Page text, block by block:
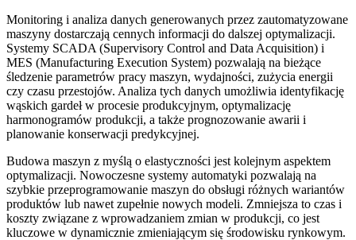
Monitoring i analiza danych generowanych przez zautomatyzowane
maszyny dostarczają cennych informacji do dalszej optymalizacji.
Systemy SCADA (Supervisory Control and Data Acquisition) i
MES (Manufacturing Execution System) pozwalają na bieżące
śledzenie parametrów pracy maszyn, wydajności, zużycia energii
czy czasu przestojów. Analiza tych danych umożliwia identyfikację
wąskich gardeł w procesie produkcyjnym, optymalizację
harmonogramów produkcji, a także prognozowanie awarii i
planowanie konserwacji predykcyjnej.
Budowa maszyn z myślą o elastyczności jest kolejnym aspektem
optymalizacji. Nowoczesne systemy automatyki pozwalają na
szybkie przeprogramowanie maszyn do obsługi różnych wariantów
produktów lub nawet zupełnie nowych modeli. Zmniejsza to czas i
koszty związane z wprowadzaniem zmian w produkcji, co jest
kluczowe w dynamicznie zmieniającym się środowisku rynkowym.